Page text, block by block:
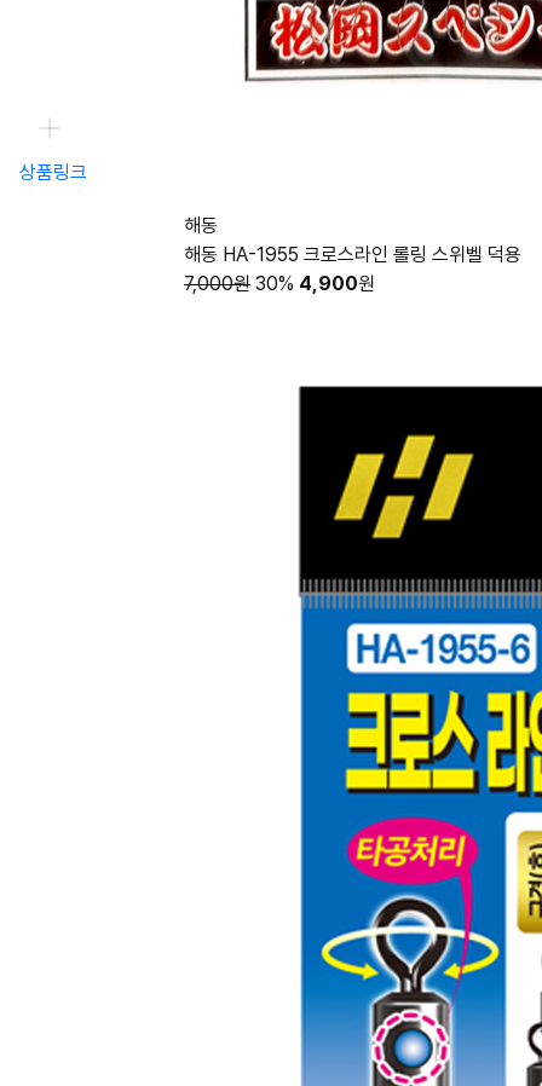
상품링크
해동
해동 HA-1955 크로스라인 롤링 스위벨 덕용
7,000원 30% 4,900원